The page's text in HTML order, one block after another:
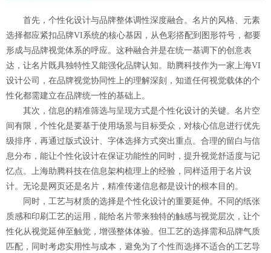
首先，个性化设计与品牌整体调性深度融合。名片的风格、元素
选择都应紧扣品牌VI系统的核心基因，从色彩搭配到图形符号，都要
形成与品牌视觉体系的呼应。这种融合并是在统一基调下的创意表
达，让名片既具独特性又能强化品牌认知。助腾科技作为一家上海VI
设计公司，在品牌视觉协同性上的理解深刻，知道任何视觉载体的个
性化都需建立在品牌统一性的基础上。
其次，信息的精准筛选与呈现方式是个性化设计的关键。名片空
间有限，个性化是要基于使用场景与目标受众，对核心信息进行优先
级排序，再通过版式设计、字体选择方式突出重点。合理的留白与信
息分布，能让个性化设计在保证功能性的同时，提升视觉舒适度与记
忆点。上海助腾科技在信息架构梳理上的经验，同样适用于名片设
计。无论是网页还是名片，精准传递信息都是设计的根本目的。
同时，工艺与材质的选择是个性化设计的重要延伸。不同的纸张
质感和印刷工艺的运用，能给名片带来独特的触感与视觉层次，让个
性化从视觉延伸至触觉，增强整体体验。但工艺的选择需和品牌气质
匹配，同时考虑实用性与成本，避免为了个性而选择不适合的工艺导